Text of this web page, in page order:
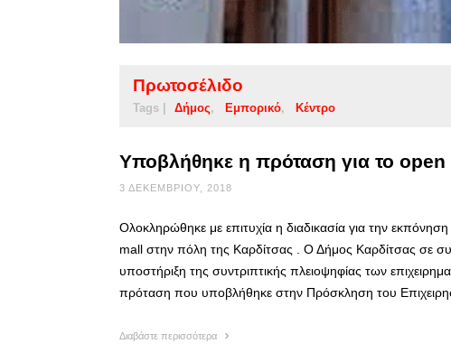
Πρωτοσέλιδο
Tags | Δήμος Εμπορικό Κέντρο
Υποβλήθηκε η πρόταση για το open
3 ΔΕΚΕΜΒΡΊΟΥ, 2018
Ολοκληρώθηκε με επιτυχία η διαδικασία για την
mall στην πόλη της Καρδίτσας . Ο Δήμος Καρδίτσας σε
υποστήριξη της συντριπτικής πλειοψηφίας των
πρόταση που υποβλήθηκε στην Πρόσκληση του
Διαβάστε περισσότερα